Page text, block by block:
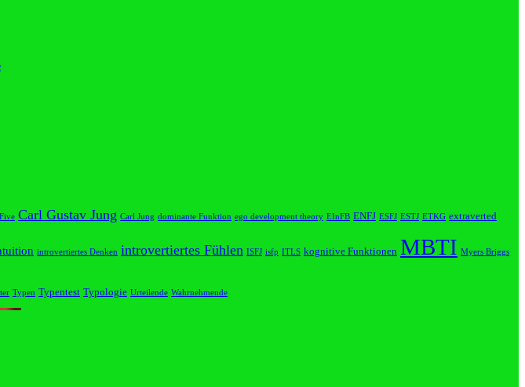
Carl Gustav Jung Carl Jung dominante Funktion ego development theory EInFB ENFJ ESFJ ESTJ ETKG extraverted
introvertiertes Denken introvertiertes Fühlen ISFJ isfp ITLS kognitive Funktionen MBTI Myers Briggs
Typen Typentest Typologie Urteilende Wahrnehmende